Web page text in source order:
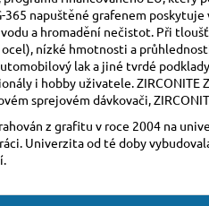
365 napuštěné grafenem
a hromadění nečistot. Při
nízké hmotnosti a
lak a jiné tvrdé
i hobby uživatele. ZIRCONITE
sprejovém dávkovači,
z grafitu v roce 2004 na
Univerzita od té doby